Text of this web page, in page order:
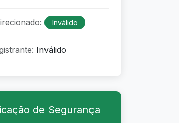
Inválido
Inválido
de Segurança